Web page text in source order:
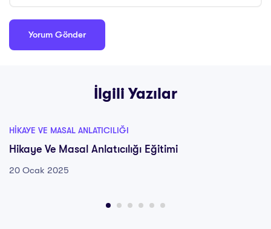
İlgili Yazılar
HIKAYE VE MASAL ANLATICILIĞI
Hikaye Ve Masal Anlatıcılığı Eğitimi
20 Ocak 2025